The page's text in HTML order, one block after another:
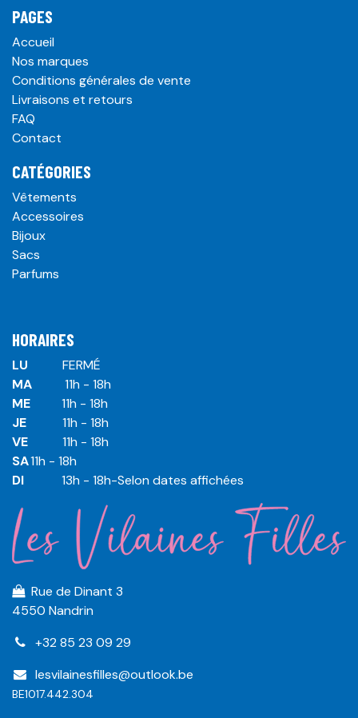
PAGES
Accueil
Nos marques
Conditions générales de vente
Livraisons et retours
FAQ
Contact
CATÉGORIES
Vêtements
Accessoires
Bijoux
Sacs
Parfums
HORAIRES
LU
​ ​FERMÉ
MA
​11h - 18h
ME
​11h - 18h
JE
​​11h - 18h
VE
​​​11h - 18h
SA​​​11h - 18h
DI
​​​ 13h - 18h-Selon dates affichées
Rue de Dinant 3
4550 Nandrin
+32 85 23 09 29
lesvilainesfilles@outlook.be
BE1017.442.304